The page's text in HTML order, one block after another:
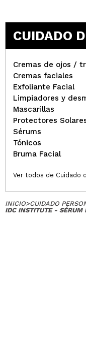
CUIDADO
Cremas de ojos /
Cremas faciales
Exfoliante Facial
Limpiadores y
Mascarillas
Protectores
Sérums
Tónicos
Bruma Facial
Ver todos de Cuidado
INICIO>CUIDADO
IDC INSTITUTE -